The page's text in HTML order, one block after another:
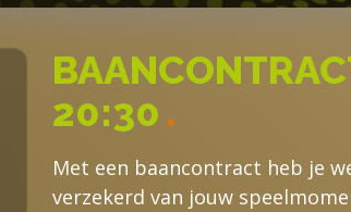
20:30 .
Met een baancontract heb je
verzekerd van jouw